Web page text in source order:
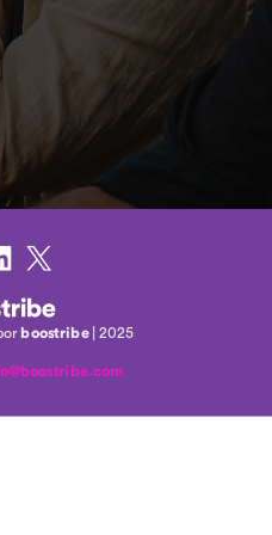
boostribe | 2025